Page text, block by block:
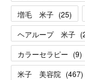
増毛 米子 (25)
ヘアループ 米子 (
カラーセラピー (9)
米子 美容院 (467)